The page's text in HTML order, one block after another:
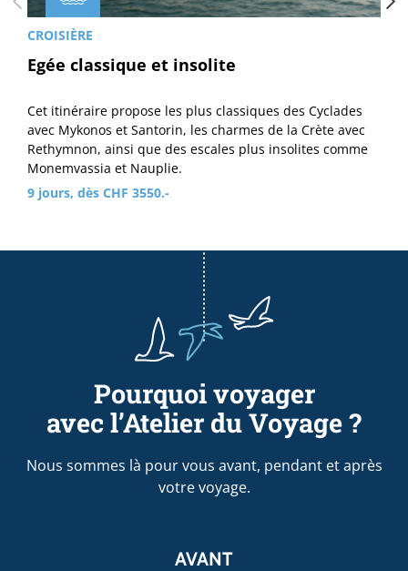
CROISIÈRE
Egée classique et insolite
Cet itinéraire propose les plus classiques des Cyclades
avec Mykonos et Santorin, les charmes de la Crète avec
Rethymnon, ainsi que des escales plus insolites comme
Monemvassia et Nauplie.
9 jours, dès CHF 3550.-
Pourquoi voyager
avec l’Atelier du Voyage ?
Nous sommes là pour vous avant, pendant et après
votre voyage.
AVANT